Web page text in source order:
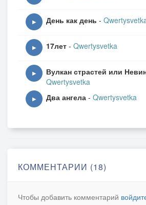
▶ День как день -
▶ 17лет - Qwertysvetka
▶ Вулкан страстей или
Qwertysvetka
▶ Два ангела - Qwertysvetka
КОММЕНТАРИИ (18)
Чтобы добавить комментарий